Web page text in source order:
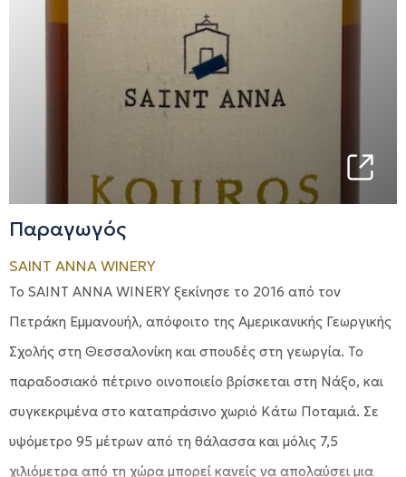
Παραγωγός
SAINT ANNA WINERY
Το SAINT ANNA WINERY ξεκίνησε το 2016 από τον
Πετράκη Εμμανουήλ, απόφοιτο της Αμερικανικής Γεωργικής
Σχολής στη Θεσσαλονίκη και σπουδές στη γεωργία. Το
παραδοσιακό πέτρινο οινοποιείο βρίσκεται στη Νάξο, και
συγκεκριμένα στο καταπράσινο χωριό Κάτω Ποταμιά. Σε
υψόμετρο 95 μέτρων από τη θάλασσα και μόλις 7,5
χιλιόμετρα από τη χώρα μπορεί κανείς να απολαύσει μια